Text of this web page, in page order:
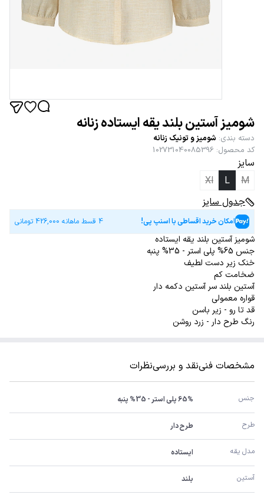
شومیز آستین بلند یقه ایستاده زنانه
دسته بندی: شومیز و تونیک زنانه
کد محصول:
102731040085396
سایز
M
L
Xl
جدول سایز
امکان خرید اقساطی با اسنپ پی! 4 قسط ماهانه 426,000 تومانی
شومیز آستین بلند یقه ایستاده
جنس 65% پلی استر - 35% پنبه
خنک زیر دست لطیف
ضخامت کم
آستین بلند سر آستین دکمه دار
قواره معمولی
قد تا رو - زیر باسن
رنگ طرح دار - زرد روشن
مشخصات فنینقد و بررسینظرات
جنس 65% پلی استر - 35% پنبه
طرح طرح دار
مدل یقه ایستاده
آستین بلند